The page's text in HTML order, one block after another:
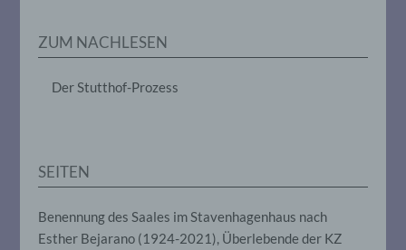
ZUM NACHLESEN
Der Stutthof-Prozess
SEITEN
Benennung des Saales im Stavenhagenhaus nach
Esther Bejarano (1924-2021), Überlebende der KZ
d) Einschränkung der Verarbeitung
e) Profiling